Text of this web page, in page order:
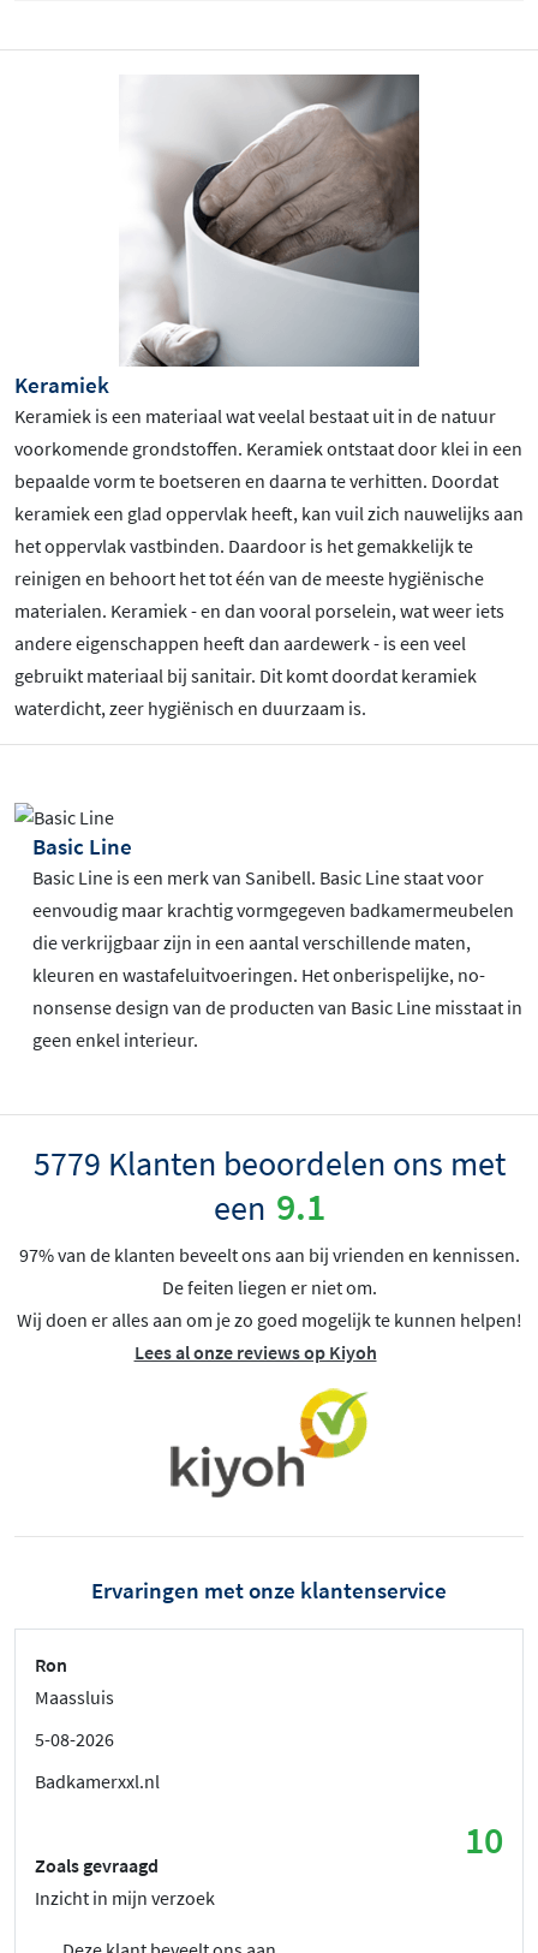
Keramiek
Keramiek is een materiaal wat veelal bestaat uit in de natuur
voorkomende grondstoffen. Keramiek ontstaat door klei in een
bepaalde vorm te boetseren en daarna te verhitten. Doordat
keramiek een glad oppervlak heeft, kan vuil zich nauwelijks aan
het oppervlak vastbinden. Daardoor is het gemakkelijk te
reinigen en behoort het tot één van de meeste hygiënische
materialen. Keramiek - en dan vooral porselein, wat weer iets
andere eigenschappen heeft dan aardewerk - is een veel
gebruikt materiaal bij sanitair. Dit komt doordat keramiek
waterdicht, zeer hygiënisch en duurzaam is.
Basic Line
Basic Line is een merk van Sanibell. Basic Line staat voor
eenvoudig maar krachtig vormgegeven badkamermeubelen
die verkrijgbaar zijn in een aantal verschillende maten,
kleuren en wastafeluitvoeringen. Het onberispelijke, no-
nonsense design van de producten van Basic Line misstaat in
geen enkel interieur.
5779 Klanten beoordelen ons met
een 9.1
97% van de klanten beveelt ons aan bij vrienden en kennissen.
De feiten liegen er niet om.
Wij doen er alles aan om je zo goed mogelijk te kunnen helpen!
Lees al onze reviews op Kiyoh
Ervaringen met onze klantenservice
Ron
Maassluis
5-08-2026
Badkamerxxl.nl
10
Zoals gevraagd
Inzicht in mijn verzoek